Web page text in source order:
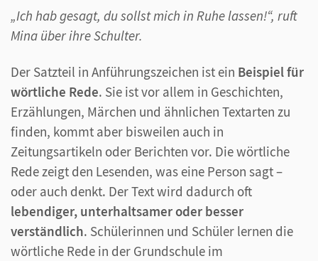
„Ich hab gesagt, du sollst mich in Ruhe lassen!“, ruft
Mina über ihre Schulter.
Der Satzteil in Anführungszeichen ist ein Beispiel für
wörtliche Rede. Sie ist vor allem in Geschichten,
Erzählungen, Märchen und ähnlichen Textarten zu
finden, kommt aber bisweilen auch in
Zeitungsartikeln oder Berichten vor. Die wörtliche
Rede zeigt den Lesenden, was eine Person sagt –
oder auch denkt. Der Text wird dadurch oft
lebendiger, unterhaltsamer oder besser
verständlich. Schülerinnen und Schüler lernen die
wörtliche Rede in der Grundschule im